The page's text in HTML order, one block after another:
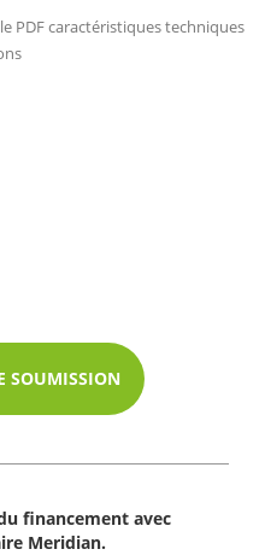
PDF caractéristiques techniques
SOUMISSION
financement avec
Meridian.